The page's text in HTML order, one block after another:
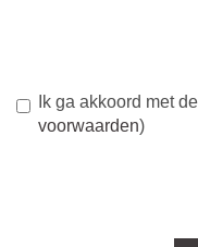
Ik ga akkoord met
voorwaarden)